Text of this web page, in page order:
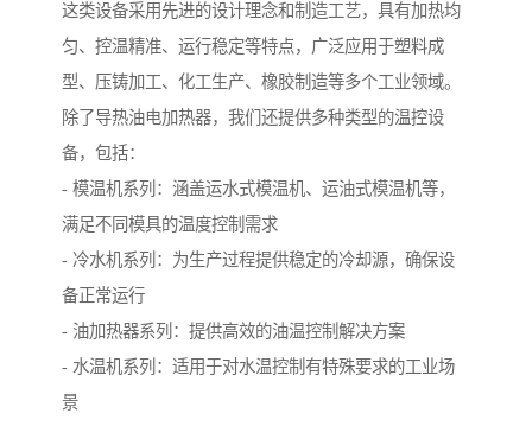
这类设备采用先进的设计理念和制造工艺，具有加热均
匀、控温精准、运行稳定等特点，广泛应用于塑料成
型、压铸加工、化工生产、橡胶制造等多个工业领域。
除了导热油电加热器，我们还提供多种类型的温控设
备，包括：
- 模温机系列：涵盖运水式模温机、运油式模温机等，
满足不同模具的温度控制需求
- 冷水机系列：为生产过程提供稳定的冷却源，确保设
备正常运行
- 油加热器系列：提供高效的油温控制解决方案
- 水温机系列：适用于对水温控制有特殊要求的工业场
景